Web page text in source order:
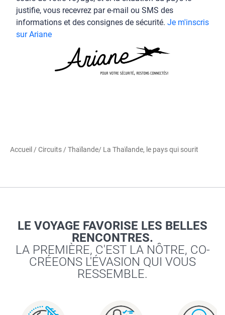
justifie, vous recevrez par e-mail ou SMS des
informations et des consignes de sécurité. Je m'inscris
sur Ariane
Accueil /Circuits /Thaïlande/ La Thaïlande, le pays qui sourit
LE VOYAGE FAVORISE LES BELLES
RENCONTRES.
LA PREMIÈRE, C'EST LA NÔTRE, CO-
CRÉEONS L'ÉVASION QUI VOUS
RESSEMBLE.